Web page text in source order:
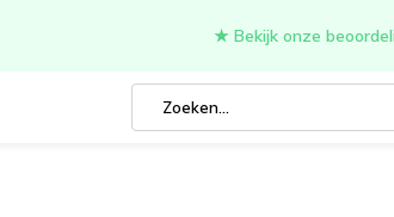
★ Bekijk onze